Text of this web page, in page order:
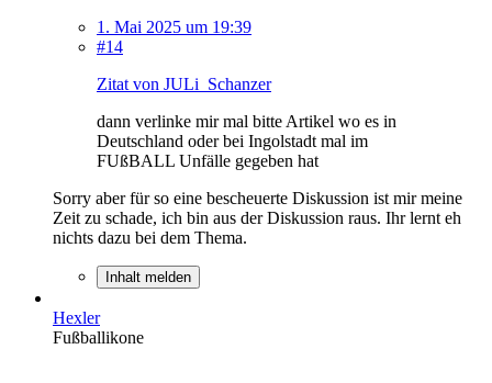
1. Mai 2025 um 19:39
#14
Zitat von JULi_Schanzer
dann verlinke mir mal bitte Artikel wo es in
Deutschland oder bei Ingolstadt mal im
FUßBALL Unfälle gegeben hat
Sorry aber für so eine bescheuerte Diskussion ist mir meine
Zeit zu schade, ich bin aus der Diskussion raus. Ihr lernt eh
nichts dazu bei dem Thema.
Inhalt melden
Hexler
Fußballikone